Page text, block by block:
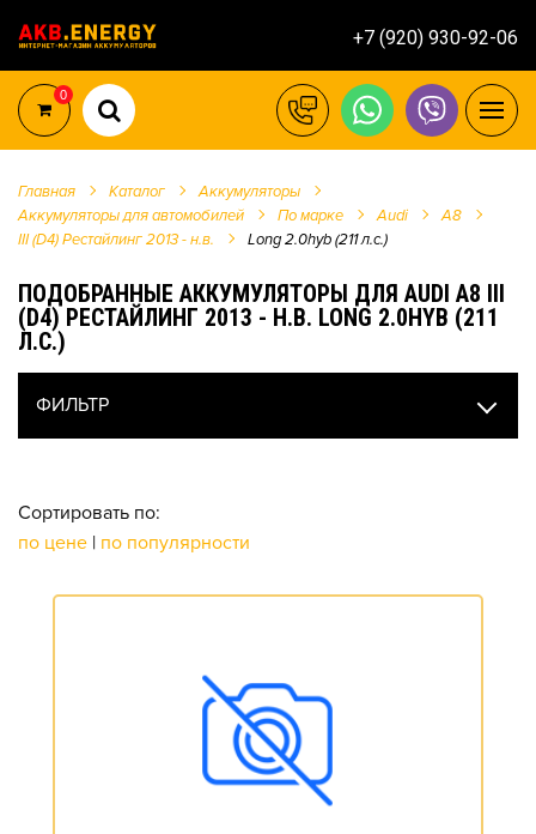
+7 (920) 930-92-06
0
Главная Каталог
Аккумуляторы
Аккумуляторы для автомобилей
По марке Audi
A8
III (D4) Рестайлинг 2013 - н.в.
Long 2.0hyb (211 л.с.)
ПОДОБРАННЫЕ АККУМУЛЯТОРЫ ДЛЯ AUDI A8 III
(D4) РЕСТАЙЛИНГ 2013 - Н.В. LONG 2.0HYB (211
Л.С.)
ФИЛЬТР
Сортировать по:
по цене | по популярности